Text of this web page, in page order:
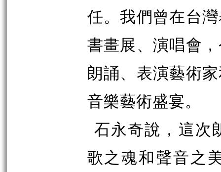
任。我們曾在台
書畫展、演唱會
朗誦、表演藝術
音樂藝術盛宴。
石永奇說，這次
歌之魂和聲音之